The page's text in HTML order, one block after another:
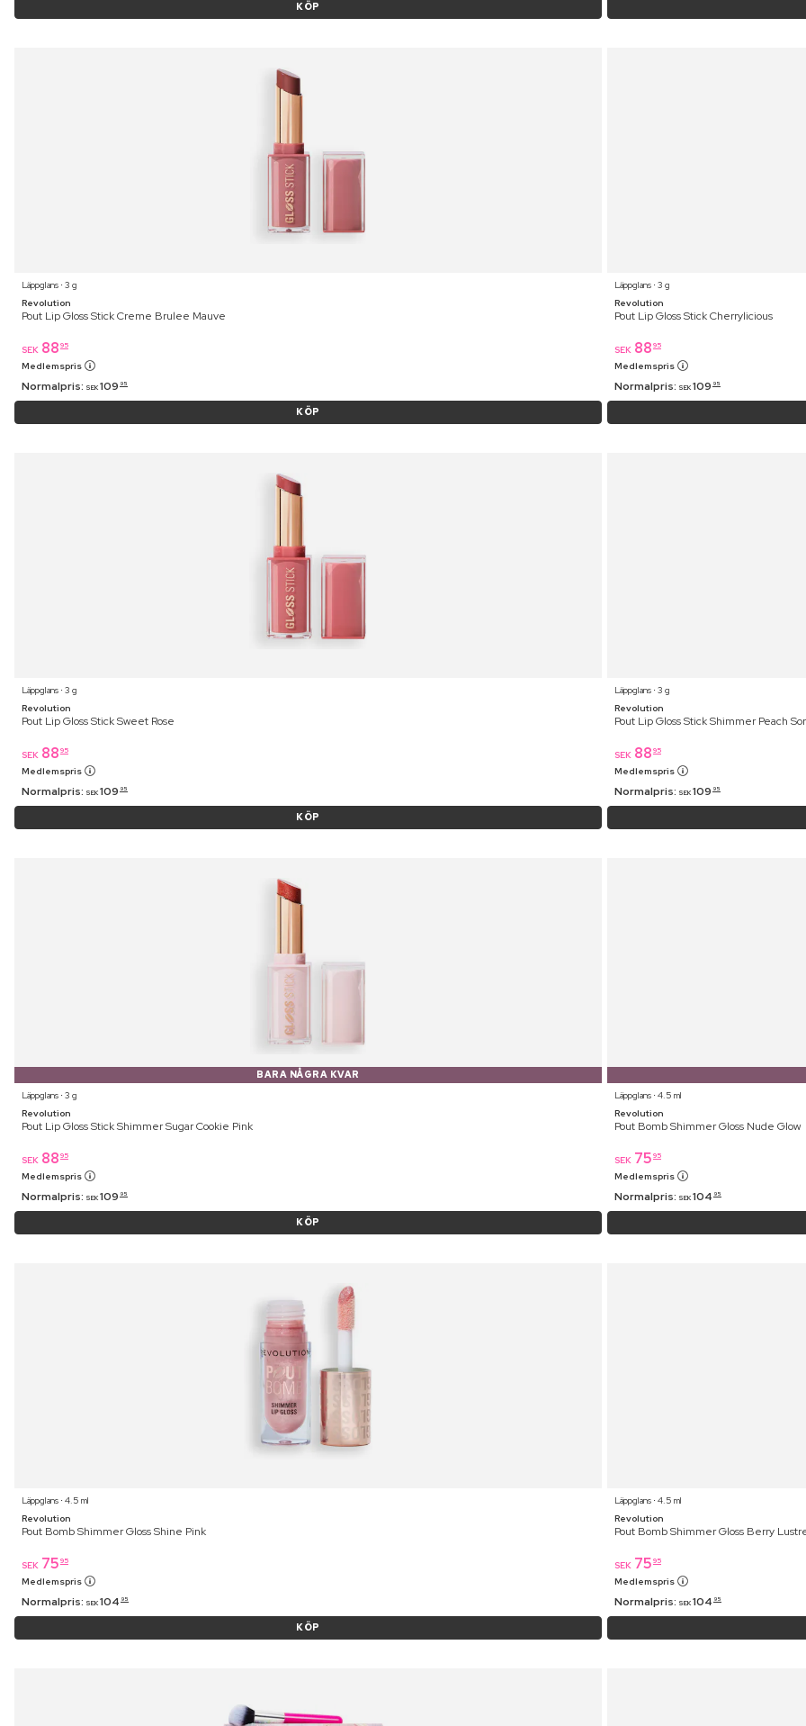
KÖP
Läppglans ⋅ 3 g
Revolution
Pout Lip Gloss Stick Creme Brulee Mauve
SEK 88 95
Medlemspris
Normalpris: SEK 109 95
KÖP
Läppglans ⋅ 3 g
Revolution
Pout Lip Gloss Stick Cherrylicious
SEK 88 95
Medlemspris
Normalpris: SEK 109 95
Läppglans ⋅ 3 g
Revolution
Pout Lip Gloss Stick Sweet Rose
SEK 88 95
Medlemspris
Normalpris: SEK 109 95
KÖP
Läppglans ⋅ 3 g
Revolution
Pout Lip Gloss Stick Shimmer Peach
SEK 88 95
Medlemspris
Normalpris: SEK 109 95
BARA NÅGRA KVAR
Läppglans ⋅ 3 g
Revolution
Pout Lip Gloss Stick Shimmer Sugar Cookie Pink
SEK 88 95
Medlemspris
Normalpris: SEK 109 95
KÖP
Läppglans ⋅ 4.5 ml
Revolution
Pout Bomb Shimmer Gloss Nude Glow
SEK 75 95
Medlemspris
Normalpris: SEK 104 95
Läppglans ⋅ 4.5 ml
Revolution
Pout Bomb Shimmer Gloss Shine Pink
SEK 75 95
Medlemspris
Normalpris: SEK 104 95
KÖP
Läppglans ⋅ 4.5 ml
Revolution
Pout Bomb Shimmer Gloss Berry
SEK 75 95
Medlemspris
Normalpris: SEK 104 95